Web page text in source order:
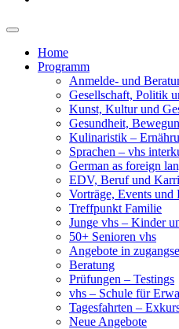
Home
Programm
Anmelde- und
Gesellschaft, Politik
Kunst, Kultur und
Gesundheit,
Kulinaristik –
Sprachen – vhs
German as foreign
EDV, Beruf und
Vorträge, Events und
Treffpunkt Familie
Junge vhs – Kinder
50+ Senioren vhs
Angebote in
Beratung
Prüfungen – Testings
vhs – Schule für
Tagesfahrten –
Neue Angebote